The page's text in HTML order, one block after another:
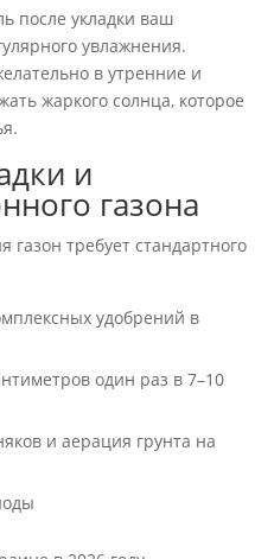
после укладки ваш
увлажнения.
в утренние и
жаркого солнца, которое
и
газона
газон требует стандартного
удобрений в
один раз в 7–10
и аерация грунта на